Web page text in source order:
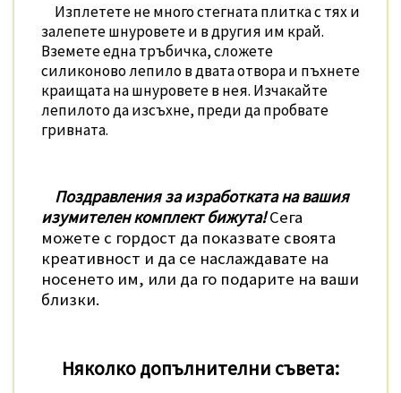
Изплетете не много стегната плитка с тях и
залепете шнуровете и в другия им край.
Вземете една тръбичка, сложете
силиконово лепило в двата отвора и пъхнете
краищата на шнуровете в нея. Изчакайте
лепилото да изсъхне, преди да пробвате
гривната.
Поздравления за изработката на вашия
изумителен комплект бижута!Сега
можете с гордост да показвате своята
креативност и да се наслаждавате на
носенето им, или да го подарите на ваши
близки.
Няколко допълнителни съвета: